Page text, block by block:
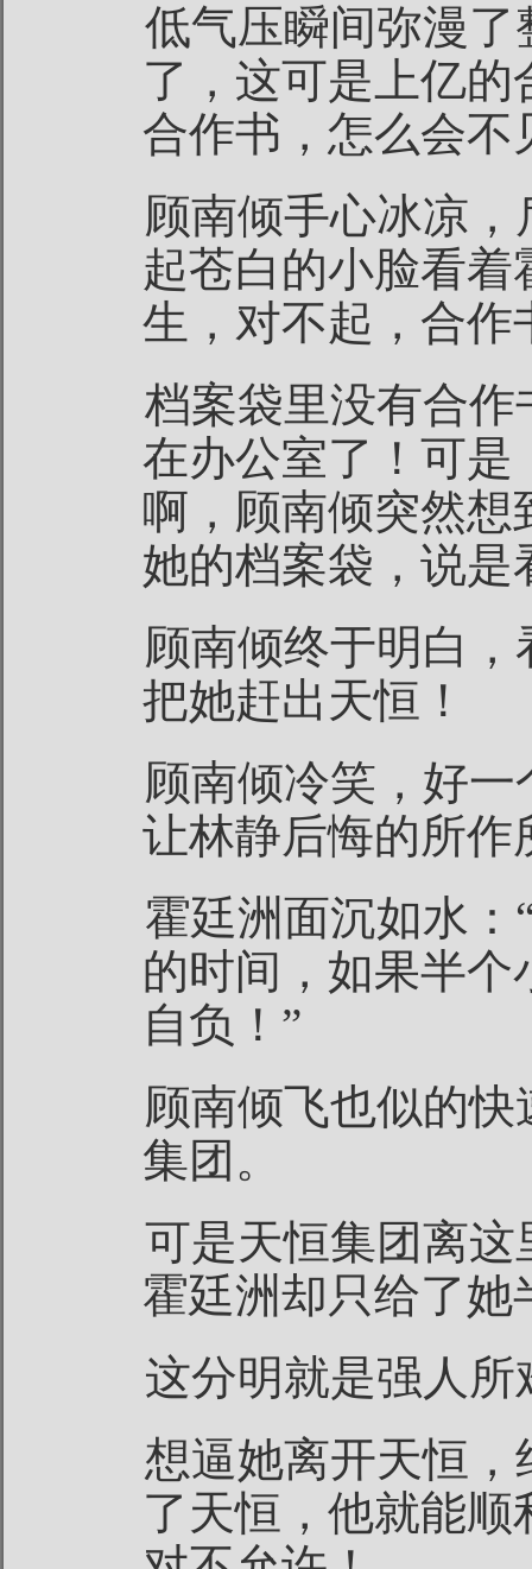
低气压瞬间弥漫
了，这可是上亿
合作书，怎么会不
顾南倾手心冰凉
起苍白的小脸看着
生，对不起，合作
档案袋里没有合
在办公室了！可是
啊，顾南倾突然想
她的档案袋，说是
顾南倾终于明白
把她赶出天恒！
顾南倾冷笑，好
让林静后悔的所作
霍廷洲面沉如水
的时间，如果半
自负！”
顾南倾飞也似的
集团。
可是天恒集团离
霍廷洲却只给了她
这分明就是强人所
想逼她离开天恒
了天恒，他就能